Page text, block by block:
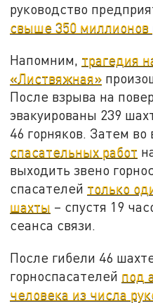
руководство
свыше 350 миллионов
Напомним, трагедия
«Листвяжная»
После взрыва на
эвакуированы 239
46 горняков. Затем во
спасательных работ
выходить звено
спасателей только
шахты – спустя 19
сеанса связи.
После гибели 46
горноспасателей под
человека из числа